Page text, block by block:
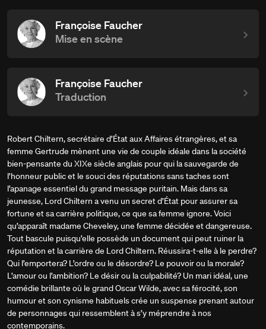
Françoise Faucher
Mise en scène
Françoise Faucher
Traduction
Robert Chiltern, secrétaire d’État aux Affaires étrangères, et sa
femme Gertrude mènent une vie de couple idéale dans la société
bien-pensante du XIXe siècle anglais pour qui la sauvegarde de
l’honneur public et le souci des réputations sans taches sont
l’apanage essentiel du grand message puritain. Mais dans sa
jeunesse, Lord Chiltern a venu un secret d’État pour assurer sa
fortune et sa carrière politique, ce que sa femme ignore. Voici
qu’apparaît madame Cheveley, une femme décidée et dangereuse.
Tout bascule puisqu’elle possède un document qui peut ruiner la
réputation et la carrière de Lord Chiltern. Réussira-t-elle à le perdre?
Qui l’emportera? L’ordre ou le désordre? Le pouvoir ou la morale?
L’amour ou l’ambition? Le désir ou la culpabilité? Un mari idéal, une
comédie brillante où le grand Oscar Wilde, avec sa férocité, son
humour et son cynisme habituels crée un suspense prenant autour
de personnages qui ressemblent à s’y méprendre à nos
contemporains.